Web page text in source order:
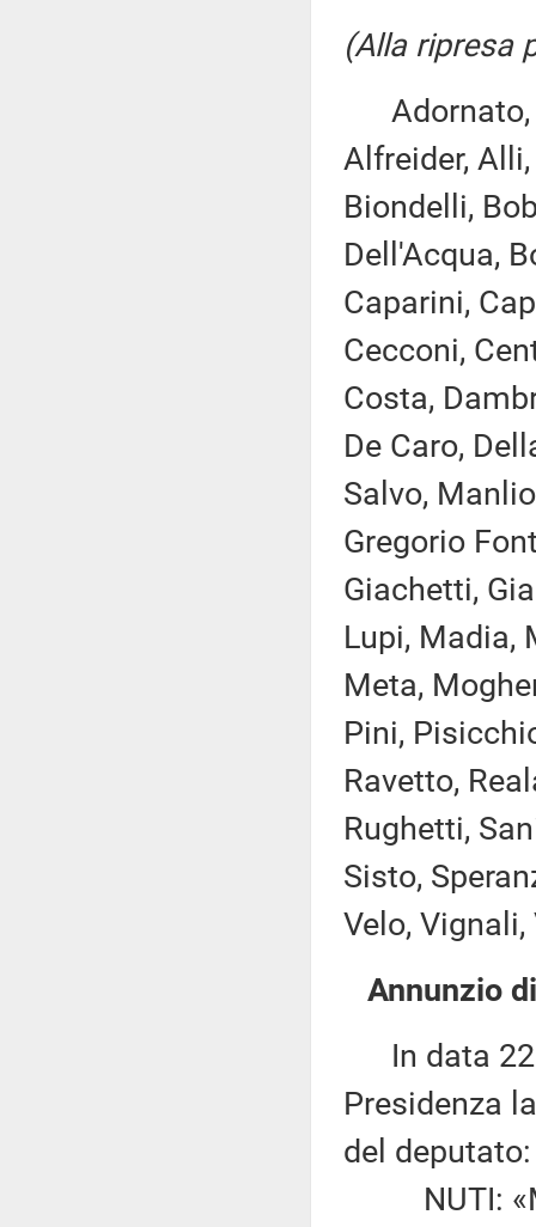
(Alla ripresa
Adornato,
Alfreider,
Biondelli,
Dell'Acqua,
Caparini,
Cecconi,
Costa,
De Caro,
Salvo,
Gregorio
Giachetti,
Lupi, Madia,
Meta,
Pini,
Ravetto,
Rughetti,
Sisto,
Velo,
Annunzio
In data 22
Presidenza
del deputato:
NUTI: